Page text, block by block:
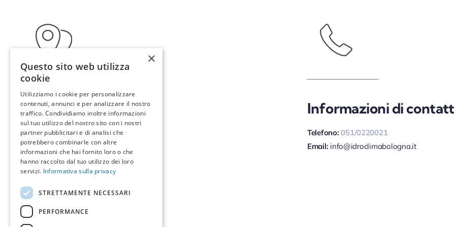
Indirizzo
Via Leonida Bissolati 18
Budrio - Emilia-Romagna
40054 - Italia
Informazioni di
Telefono: 051/0220021
Email: info@idroclimabologna.it
×
Questo sito web utilizza
cookie
Utilizziamo i cookie per personalizzare
contenuti, annunci e per analizzare il nostro
traffico. Condividiamo inoltre informazioni
sul tuo utilizzo del nostro sito con i nostri
partner pubblicitari e di analisi che
potrebbero combinarle con altre
informazioni che hai fornito loro o che
hanno raccolto dal tuo utilizzo dei loro
servizi. Informativa sulla privacy
STRETTAMENTE NECESSARI
PERFORMANCE